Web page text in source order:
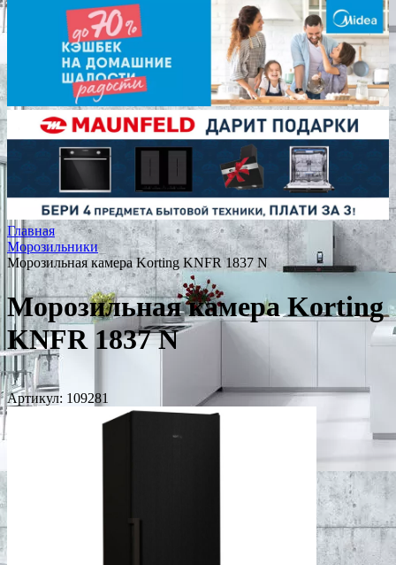
Главная
Морозильники
Морозильная камера Korting KNFR 1837 N
Морозильная камера Korting
KNFR 1837 N
Артикул: 109281